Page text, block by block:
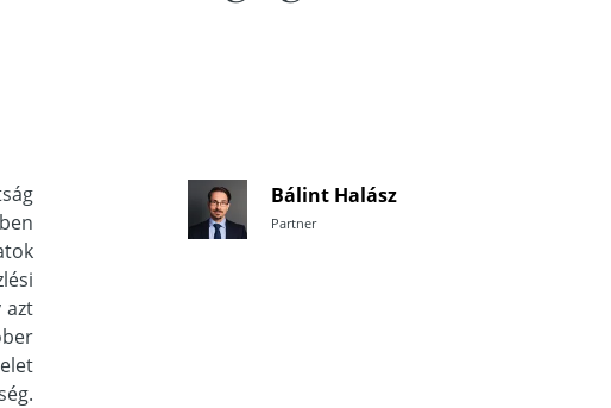
azt
Bálint Halász
Partner